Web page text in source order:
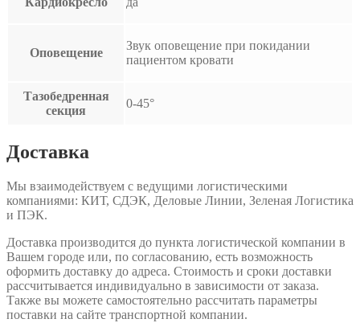
Оповещение
Звук оповещение при покидании
пациентом кровати
Тазобедренная
секция
0-45°
Доставка
Мы взаимодействуем с ведущими логистическими
компаниями: КИТ, СДЭК, Деловые Линии, Зеленая Логистика
и ПЭК.
Доставка производится до пункта логистической компании в
Вашем городе или, по согласованию, есть возможность
оформить доставку до адреса. Стоимость и сроки доставки
рассчитывается индивидуально в зависимости от заказа.
Также вы можете самостоятельно рассчитать параметры
поставки на сайте транспортной компании.